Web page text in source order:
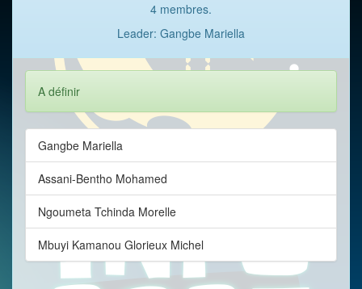
4 membres.
Leader: Gangbe Mariella
A définir
Gangbe Mariella
Assani-Bentho Mohamed
Ngoumeta Tchinda Morelle
Mbuyi Kamanou Glorieux Michel